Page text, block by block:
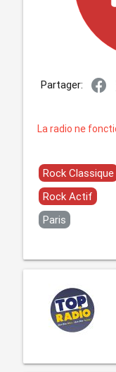
Partager:
La radio ne
Rock Classique
Rock Actif
Paris